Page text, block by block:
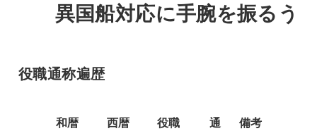
異国船対応に手腕を振るう
役職通称遍歴
和暦 西暦 役職
通
備考